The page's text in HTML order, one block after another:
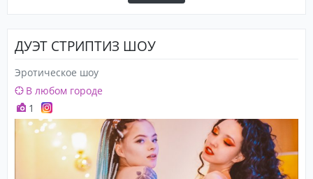
ДУЭТ СТРИПТИЗ ШОУ
Эротическое шоу
В любом городе
1